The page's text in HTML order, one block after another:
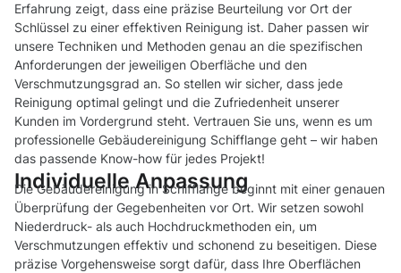
Erfahrung zeigt, dass eine präzise Beurteilung vor Ort der
Schlüssel zu einer effektiven Reinigung ist. Daher passen wir
unsere Techniken und Methoden genau an die spezifischen
Anforderungen der jeweiligen Oberfläche und den
Verschmutzungsgrad an. So stellen wir sicher, dass jede
Reinigung optimal gelingt und die Zufriedenheit unserer
Kunden im Vordergrund steht. Vertrauen Sie uns, wenn es um
professionelle Gebäudereinigung Schifflange geht – wir haben
das passende Know-how für jedes Projekt!
Individuelle Anpassung
Die Gebäudereinigung in Schifflange beginnt mit einer genauen
Überprüfung der Gegebenheiten vor Ort. Wir setzen sowohl
Niederdruck- als auch Hochdruckmethoden ein, um
Verschmutzungen effektiv und schonend zu beseitigen. Diese
präzise Vorgehensweise sorgt dafür, dass Ihre Oberflächen